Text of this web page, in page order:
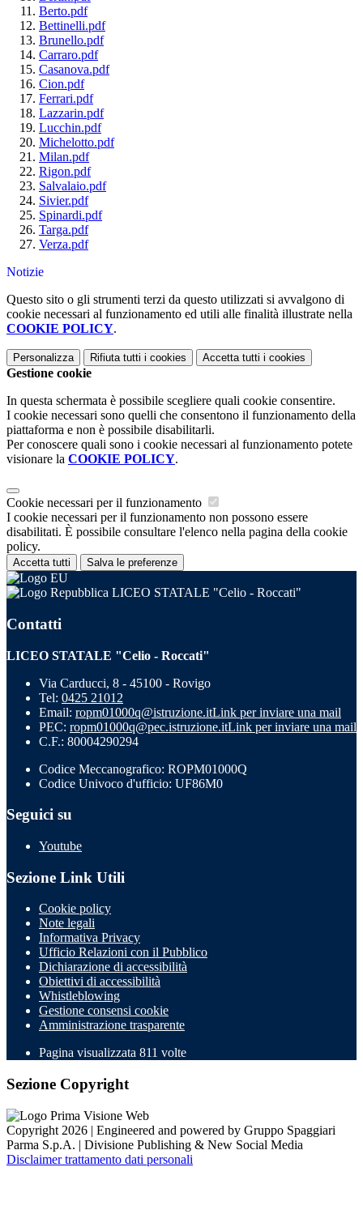
Berto.pdf
Bettinelli.pdf
Brunello.pdf
Carraro.pdf
Casanova.pdf
Cion.pdf
Ferrari.pdf
Lazzarin.pdf
Lucchin.pdf
Michelotto.pdf
Milan.pdf
Rigon.pdf
Salvalaio.pdf
Sivier.pdf
Spinardi.pdf
Targa.pdf
Verza.pdf
Notizie
Questo sito o gli strumenti terzi da questo utilizzati si avvalgono di
cookie necessari al funzionamento ed utili alle finalità illustrate nella
COOKIE POLICY.
Personalizza Rifiuta tutti i cookies Accetta tutti i cookies
Gestione cookie
In questa schermata è possibile scegliere quali cookie consentire.
I cookie necessari sono quelli che consentono il funzionamento della
piattaforma e non è possibile disabilitarli.
Per conoscere quali sono i cookie necessari al funzionamento potete
visionare la COOKIE POLICY.
Cookie necessari per il funzionamento
I cookie necessari per il funzionamento non possono essere
disabilitati. È possibile consultare l'elenco nella pagina della cookie
policy.
Accetta tutti Salva le preferenze
LICEO STATALE "Celio - Roccati"
Contatti
LICEO STATALE "Celio - Roccati"
Via Carducci, 8 - 45100 - Rovigo
Tel: 0425 21012
Email: ropm01000q@istruzione.itLink per inviare una mail
PEC: ropm01000q@pec.istruzione.itLink per inviare una mail
C.F.: 80004290294
Codice Meccanografico: ROPM01000Q
Codice Univoco d'ufficio: UF86M0
Seguici su
Youtube
Sezione Link Utili
Cookie policy
Note legali
Informativa Privacy
Ufficio Relazioni con il Pubblico
Dichiarazione di accessibilità
Obiettivi di accessibilità
Whistleblowing
Gestione consensi cookie
Amministrazione trasparente
Pagina visualizzata 811 volte
Sezione Copyright
Copyright 2026 | Engineered and powered by Gruppo Spaggiari
Parma S.p.A. | Divisione Publishing & New Social Media
Disclaimer trattamento dati personali